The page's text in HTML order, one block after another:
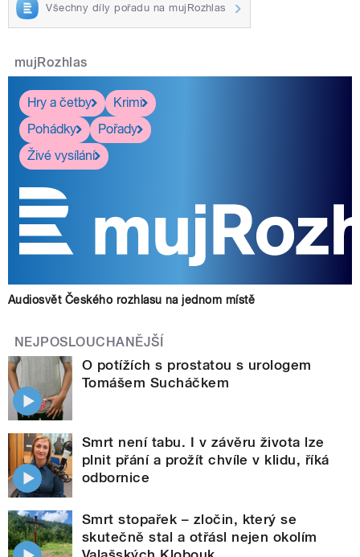
Všechny díly pořadu na mujRozhlas
mujRozhlas
Hry a četby
Krimi
Pohádky
Pořady
Živé vysílání
Audiosvět Českého rozhlasu na jednom místě
NEJPOSLOUCHANĚJŠÍ
O potížích s prostatou s urologem
Tomášem Sucháčkem
Smrt není tabu. I v závěru života lze
plnit přání a prožít chvíle v klidu, říká
odbornice
Smrt stopařek – zločin, který se
skutečně stal a otřásl nejen okolím